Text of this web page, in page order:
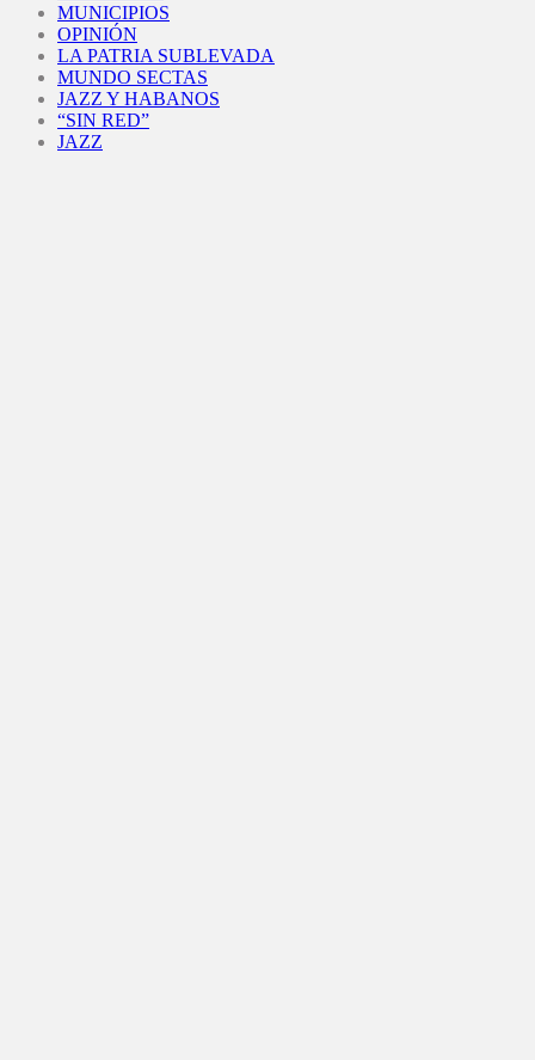
MUNICIPIOS
OPINIÓN
LA PATRIA SUBLEVADA
MUNDO SECTAS
JAZZ Y HABANOS
“SIN RED”
JAZZ